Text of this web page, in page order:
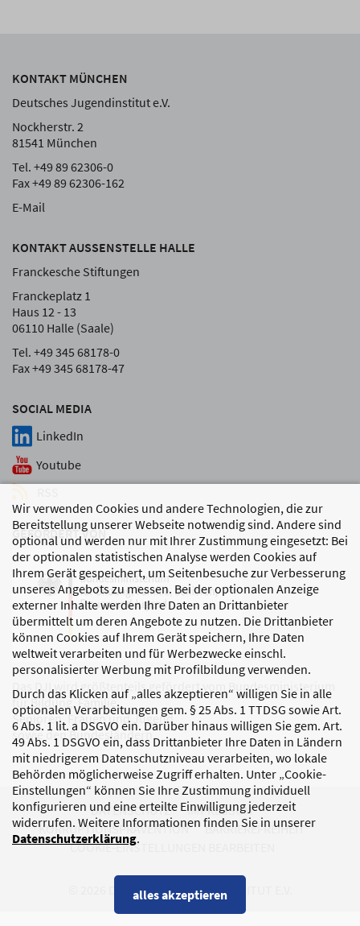
Wir verwenden Cookies und andere Technologien, die zur
Bereitstellung unserer Webseite notwendig sind. Andere sind
optional und werden nur mit Ihrer Zustimmung eingesetzt: Bei
der optionalen statistischen Analyse werden Cookies auf
Ihrem Gerät gespeichert, um Seitenbesuche zur Verbesserung
unseres Angebots zu messen. Bei der optionalen Anzeige
externer Inhalte werden Ihre Daten an Drittanbieter
übermittelt um deren Angebote zu nutzen. Die Drittanbieter
können Cookies auf Ihrem Gerät speichern, Ihre Daten
weltweit verarbeiten und für Werbezwecke einschl.
personalisierter Werbung mit Profilbildung verwenden.
Durch das Klicken auf „alles akzeptieren“ willigen Sie in alle
optionalen Verarbeitungen gem. § 25 Abs. 1 TTDSG sowie Art.
6 Abs. 1 lit. a DSGVO ein. Darüber hinaus willigen Sie gem. Art.
49 Abs. 1 DSGVO ein, dass Drittanbieter Ihre Daten in Ländern
mit niedrigerem Datenschutzniveau verarbeiten, wo lokale
Behörden möglicherweise Zugriff erhalten. Unter „Cookie-
Einstellungen“ können Sie Ihre Zustimmung individuell
konfigurieren und eine erteilte Einwilligung jederzeit
widerrufen. Weitere Informationen finden Sie in unserer
Datenschutzerklärung.
alles akzeptieren
SOCIAL MEDIA
LinkedIn
Youtube
KONTAKT MÜNCHEN
Deutsches Jugendinstitut e.V.
Nockherstr. 2
81541 München
Tel. +49 89 62306-0
Fax +49 89 62306-162
E-Mail
KONTAKT AUSSENSTELLE HALLE
Franckesche Stiftungen
Franckeplatz 1
Haus 12 - 13
06110 Halle (Saale)
Tel. +49 345 68178-0
Fax +49 345 68178-47
GEFÖRDERT VON
Das DJI wird größtenteils gefördert vom Bundesministerium
für Bildung, Familie,
Senioren, Frauen und Jugend
sowie den Bundesländern.
DATENSCHUTZ
IMPRESSUM
KORRUPTIONSPRÄVENTION
BARRIEREFREIHEIT
COOKIE-EINSTELLUNGEN BEARBEITEN
© 2026 DEUTSCHES JUGENDINSTITUT E.V.